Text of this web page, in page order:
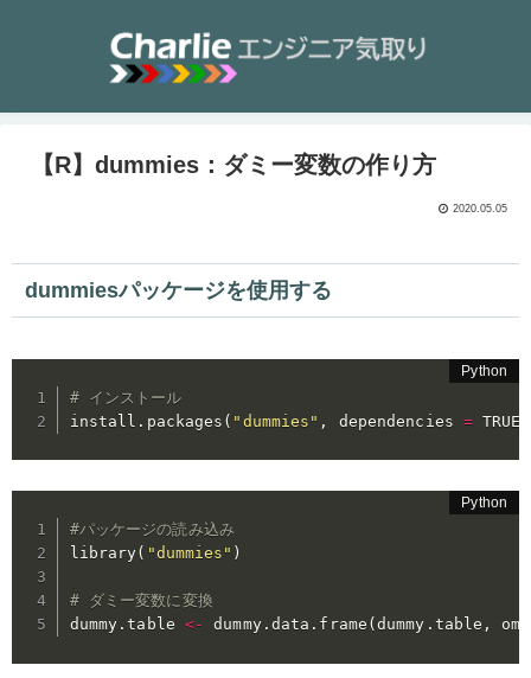
【R】dummies：ダミー変数の作り方
2020.05.05
dummiesパッケージを使用する
# インストール
install . packages ( "dummies" , dependencies = TRUE
#パッケージの読み込み
library( "dummies" )
# ダミー変数に変換
dummy .table <- dummy. data . frame (dummy . table ,